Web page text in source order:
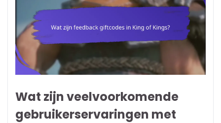
Wat zijn veelvoorkomende
gebruikerservaringen met